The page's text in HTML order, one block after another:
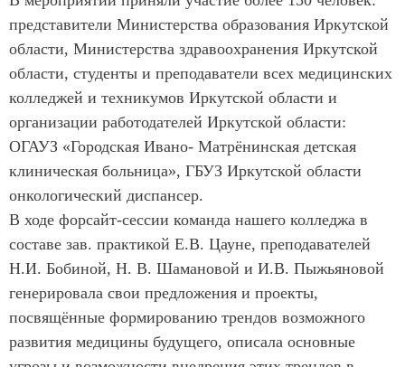
представители Министерства образования Иркутской
области, Министерства здравоохранения Иркутской
области, студенты и преподаватели всех медицинских
колледжей и техникумов Иркутской области и
организации работодателей Иркутской области:
ОГАУЗ «Городская Ивано- Матрёнинская детская
клиническая больница», ГБУЗ Иркутской области
онкологический диспансер.
В ходе форсайт-сессии команда нашего колледжа в
составе зав. практикой Е.В. Цауне, преподавателей
Н.И. Бобиной, Н. В. Шамановой и И.В. Пыжьяновой
генерировала свои предложения и проекты,
посвящённые формированию трендов возможного
развития медицины будущего, описала основные